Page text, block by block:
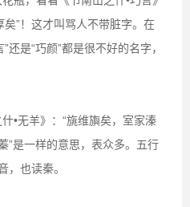
”！这才叫骂人不带脏字。在
还是“巧颜”都是很不好的名字，
•无羊》：“旐维旟矣，室家溱
”是一样的意思，表众多。五行
，也读秦。